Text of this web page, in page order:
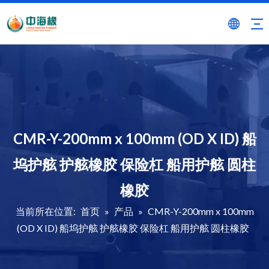
CMR-Y-200mm x 100mm (OD X ID) 船
坞护舷 护舷橡胶 保险杠 船用护舷 圆柱
橡胶
当前所在位置: 首页 » 产品 » CMR-Y-200mm x 100mm
(OD X ID) 船坞护舷 护舷橡胶 保险杠 船用护舷 圆柱橡胶